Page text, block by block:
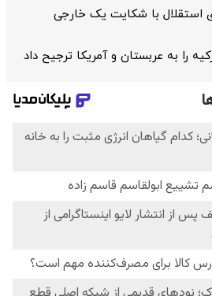
استقلال با شکایت یک خارجی
را به عربستان و آمریکا ترجیح داد